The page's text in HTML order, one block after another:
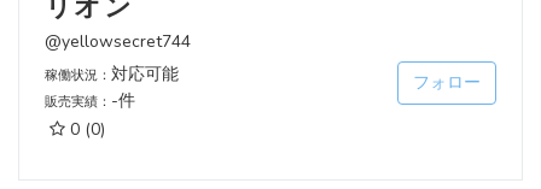
@yellowsecret744
稼働状況： 対応可能
販売実績： -件
0 (0)
フォロー